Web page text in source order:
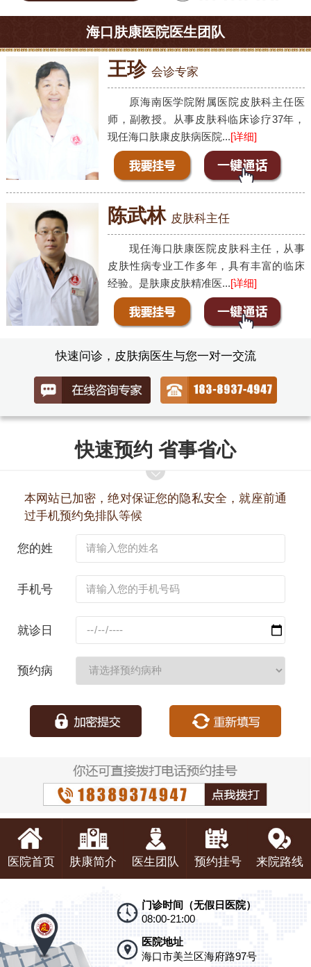
海口肤康医院医生团队
王珍 会诊专家
原海南医学院附属医院皮肤科主任医
师，副教授。从事皮肤科临床诊疗37年，
现任海口肤康皮肤病医院...[详细]
陈武林 皮肤科主任
现任海口肤康医院皮肤科主任，从事
皮肤性病专业工作多年，具有丰富的临床
经验。是肤康皮肤精准医...[详细]
快速问诊，皮肤病医生与您一对一交流
快速预约 省事省心
本网站已加密，绝对保证您的隐私安全，就座前通
过手机预约免排队等候
您的姓
手机号
就诊日
预约病
医院首页 肤康简介 医生团队 预约挂号 来院路线
门诊时间（无假日医院）
08:00-21:00
医院地址
海口市美兰区海府路97号